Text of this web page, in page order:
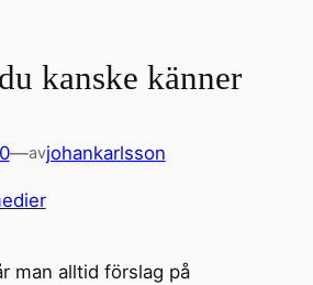
kanske känner
—avjohankarlsson
man alltid förslag på